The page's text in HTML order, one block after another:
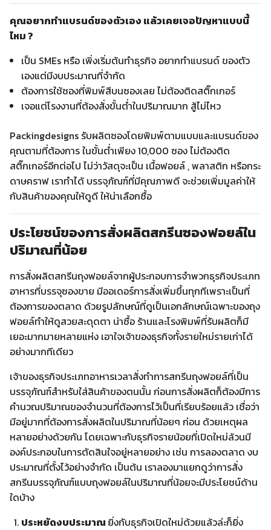
คุณอยากทำแบรนด์ของตัวเอง แล้วเคยเจอปัญหาแบบนี้
ไหม ?
เป็น SMEs หรือ เพิ่งเริ่มต้นทำธุรกิจ อยากทำแบรนด์ ของตัว
เองแต่มีงบประมาณที่จำกัด
ต้องการใช้ซองที่พิมพ์สีบนซองเลย ไม่ต้องติดสติ๊กเกอร์
เจอแต่โรงงานที่ต้องสั่งขั้นต่ำในปริมาณมาก สู้ไม่ไหว
Packingdesigns รับผลิตซองโดยพิมพ์ตามแบบและแบรนด์ของ
คุณตามที่ต้องการ ในขั้นต่ำเพียง 10,000 ซอง ไม่ต้องติด
สติ๊กเกอร์อีกต่อไป ไม่ว่าวัสดุจะเป็น เนื้อฟอยล์ , พลาสติก หรือกระ
ดาษคราฟ เราทำได้ บรรจุภัณฑ์ที่มีคุณภาพดี จะช่วยเพิ่มมูลค่าให้
กับสินค้าของคุณให้ดูดี ให้น่าเลือกซื้อ
ประโยชน์ของการสั่งผลิตสกรีนซองฟอยล์ใน
ปริมาณที่น้อย
การสั่งผลิตสกรีนถุงฟอยล์จากผู้ประกอบการจำพวกธุรกิจประเภท
อาหารที่บรรจุซองขาย มีออเดอร์การสั่งเพิ่มขึ้นทุกทีเพราะเป็นที่
ต้องการของตลาด ด้วยรูปลักษณ์ที่ดูเป็นเอกลักษณ์เฉพาะของถุง
ฟอยล์ทำให้ดูสวยสะดุดตา น่าซื้อ ร้านและโรงพิมพ์ที่รับผลิตก็มี
เยอะมากมายหลายแห่ง เอาใจเจ้าของธุรกิจทั้งรายใหม่รายเก่าได้
อย่างมากทีเดียว
เจ้าของธุรกิจประเภทอาหารเวลาสั่งทำการสกรีนถุงฟอยล์ที่เป็น
บรรจุภัณฑ์สำหรับใส่สินค้าของตนนั้น ก่อนการสั่งผลิตก็ต้องมีการ
คำนวณปริมาณของจำนวนที่ต้องการไว้เป็นที่เรียบร้อยแล้ว เชื่อว่า
มีอยู่มากที่ต้องการสั่งผลิตในปริมาณที่น้อยๆ ก่อน ด้วยเหตุผล
หลายอย่างด้วยกัน โดยเฉพาะกับธุรกิจรายน้อยที่เปิดใหม่ล้วนมี
องค์ประกอบในการตัดสินใจอยู่หลายอย่าง เช่น การลองตลาด งบ
ประมาณที่ตั้งไว้อย่างจำกัด เป็นต้น เราลองมาแยกดูว่าการสั่ง
สกรีนบรรจุภัณฑ์แบบถุงฟอยล์ในปริมาณที่น้อยจะมีประโยชน์ด้าน
ใดบ้าง
ประหยัดงบประมาณ ยิ่งกับธุรกิจเปิดใหม่ด้วยแล้วล่ะก็ยิ่ง